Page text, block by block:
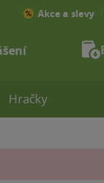
Hračky
Akce a slevy